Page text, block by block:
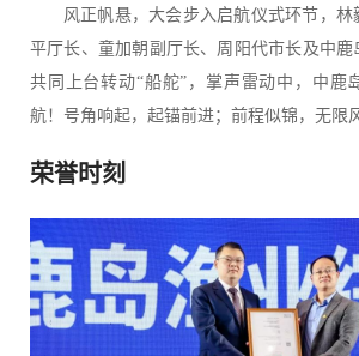
风正帆悬，大会步入启航仪式环节，
平厅长、童加朝副厅长、周阳代市长及中
共同上台转动“船舵”，掌声雷动中，中鹿
航！号角响起，起锚前进；前程似锦，无限
荣誉时刻